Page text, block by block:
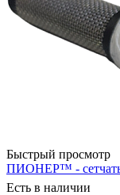
Быстрый просмотр
ПИОНЕР™ -
Есть в наличии